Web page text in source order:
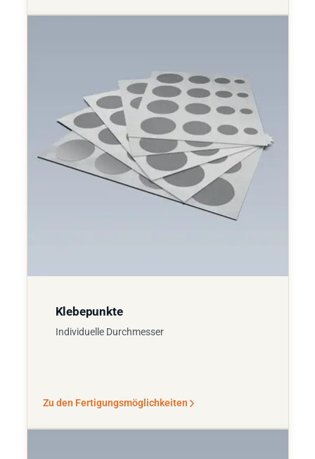
Klebepunkte
Individuelle Durchmesser
Zu den Fertigungsmöglichkeiten